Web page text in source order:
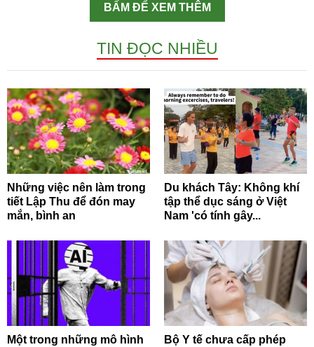
BẤM ĐỂ XEM THÊM
TIN ĐỌC NHIỀU
Những việc nên làm trong
tiết Lập Thu để đón may
mắn, bình an
Du khách Tây: Không khí
tập thể dục sáng ở Việt
Nam 'có tính gây...
Một trong những mô hình
Bộ Y tế chưa cấp phép